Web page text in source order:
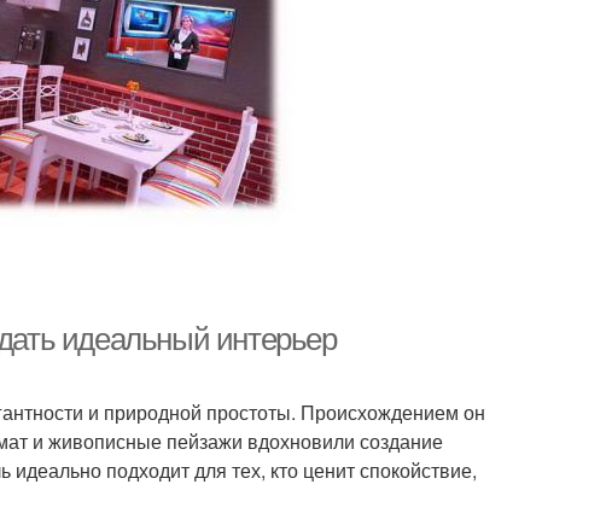
идеальный интерьер
и природной простоты. Происхождением он
и живописные пейзажи вдохновили создание
подходит для тех, кто ценит спокойствие,